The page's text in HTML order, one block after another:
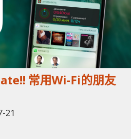
常用Wi-Fi的朋友
21